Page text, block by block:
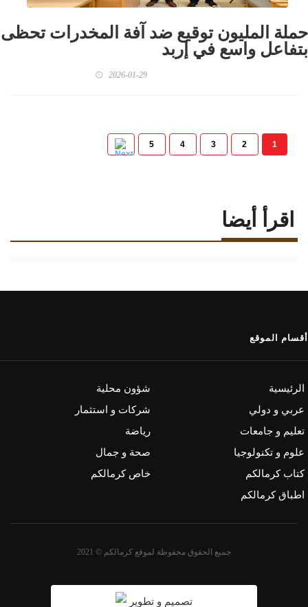
حملة المليون توقيع ضد آفة المخدرات تحظى
بتفاعل واسع في إربد
2026-01-29
1
2
3
4
5
اقرأ أيضا
أقسام الموقع
الرئيسية
شؤون محلية
عربي و دولي
شركات و استثمار
تعليم و جامعات
رياضة
علوم و تكنولوجيا
صحة و جمال
كتاب كرمالكم
خاص كرمالكم
اطباق كرمالكم
جميع الحقوق محفوظة لموقع كرمالكم © 2021
تصميم و تطوير